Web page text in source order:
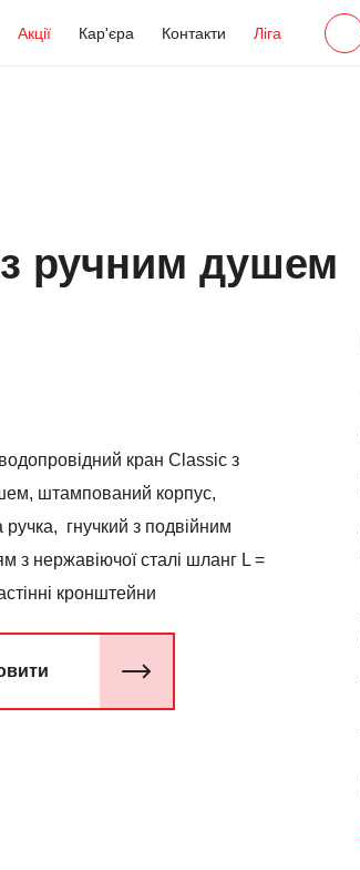
Акції Кар'єра Контакти Ліга
ручним душем
кран Classic з
штампований корпус,
ручка, гнучкий з подвійним
з нержавіючої сталі шланг L =
кронштейни